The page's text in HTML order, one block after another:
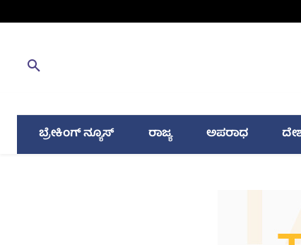
ಬ್ರೇಕಿಂಗ್ ನ್ಯೂಸ್ ರಾಜ್ಯ ಅಪರಾಧ